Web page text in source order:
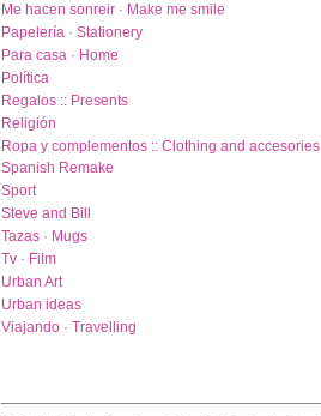
Me hacen sonreir · Make me smile
Papelería · Stationery
Para casa · Home
Política
Regalos :: Presents
Religión
Ropa y complementos :: Clothing and accesories
Spanish Remake
Sport
Steve and Bill
Tazas · Mugs
Tv · Film
Urban Art
Urban ideas
Viajando · Travelling